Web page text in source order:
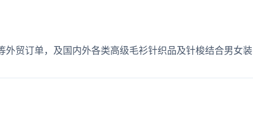
外贸订单，及国内外各类高级毛衫针织品及针梭结合男女装